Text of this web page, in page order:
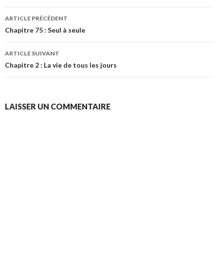
Navigation
des
articles
ARTICLE PRÉCÉDENT
Chapitre 75 : Seul à seule
ARTICLE SUIVANT
Chapitre 2 : La vie de tous les jours
LAISSER UN COMMENTAIRE